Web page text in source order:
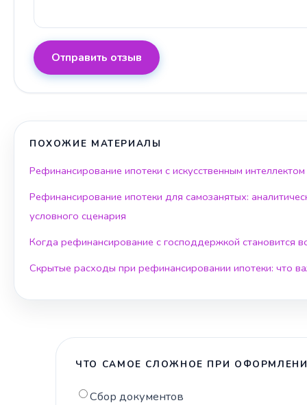
Отправить отзыв
ПОХОЖИЕ МАТЕРИАЛЫ
Рефинансирование ипотеки с искусственным интеллектом
Рефинансирование ипотеки для самозанятых:
условного сценария
Когда рефинансирование с господдержкой становится
Скрытые расходы при рефинансировании ипотеки: что
ЧТО САМОЕ СЛОЖНОЕ ПРИ
Сбор документов